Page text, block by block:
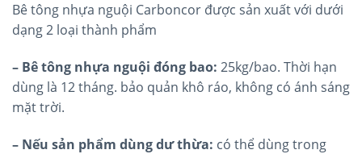
Bê tông nhựa nguội Carboncor được sản xuất với dưới
dạng 2 loại thành phẩm
– Bê tông nhựa nguội đóng bao: 25kg/bao. Thời hạn
dùng là 12 tháng. bảo quản khô ráo, không có ánh sáng
mặt trời.
– Nếu sản phẩm dùng dư thừa: có thể dùng trong